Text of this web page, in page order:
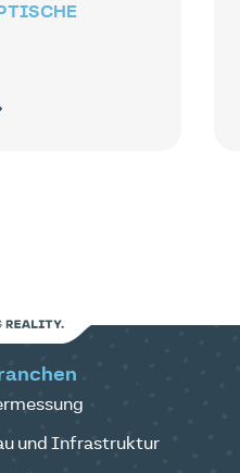
und Infrastruktur